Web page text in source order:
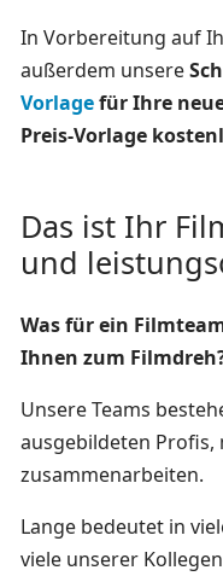
In Vorbereitung auf
außerdem unsere
Vorlagefür Ihre
Preis-Vorlage
Das ist Ihr
und
Was für ein
Ihnen zum
Unsere Teams
ausgebildeten
zusammenarbeiten.
Lange bedeutet in
viele unserer